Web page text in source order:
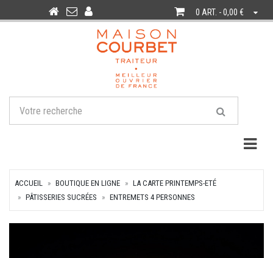
0 ART. - 0,00 €
ACCUEIL BOUTIQUE EN LIGNE
LA CARTE PRINTEMPS-ETÉ
PÂTISSERIES SUCRÉES
ENTREMETS 4 PERSONNES